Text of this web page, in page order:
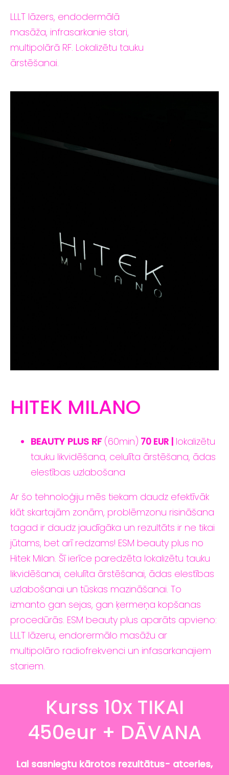
LLLT lāzers, endodermālā
masāža, infrasarkanie stari,
multipolārā RF. Lokalizētu tauku
ārstēšanai.
HITEK MILANO
BEAUTY PLUS RF (60min) 70 EUR | lokalizētu
tauku likvidēšana, celulīta ārstēšana, ādas
elestības uzlabošana
Ar šo tehnoloģiju mēs tiekam daudz efektīvāk
klāt skartajām zonām, problēmzonu risināšana
tagad ir daudz jaudīgāka un rezultāts ir ne tikai
jūtams, bet arī redzams! ESM beauty plus no
Hitek Milan. Šī ierīce paredzēta lokalizētu tauku
likvidēšanai, celulīta ārstēšanai, ādas elestības
uzlabošanai un tūskas mazināšanai. To
izmanto gan sejas, gan ķermeņa kopšanas
procedūrās. ESM beauty plus aparāts apvieno:
LLLT lāzeru, endorermālo masāžu ar
multipolāro radiofrekvenci un infasarkanajiem
stariem.
Kurss 10x TIKAI
450eur + DĀVANA
Lai sasniegtu kārotos rezultātus- atceries,